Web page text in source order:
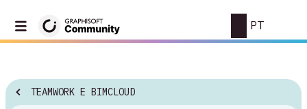
PT
TEAMWORK E BIMCLOUD